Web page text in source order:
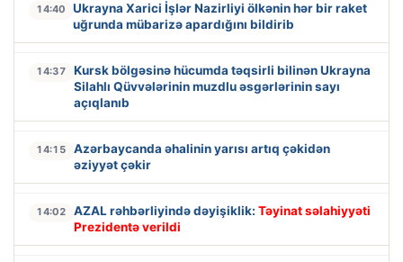
14:40
Ukrayna Xarici İşlər Nazirliyi ölkənin hər bir raket
uğrunda mübarizə apardığını bildirib
14:37
Kursk bölgəsinə hücumda təqsirli bilinən Ukrayna
Silahlı Qüvvələrinin muzdlu əsgərlərinin sayı
açıqlanıb
14:15
Azərbaycanda əhalinin yarısı artıq çəkidən
əziyyət çəkir
14:02 AZAL rəhbərliyində dəyişiklik: Təyinat səlahiyyəti
Prezidentə verildi